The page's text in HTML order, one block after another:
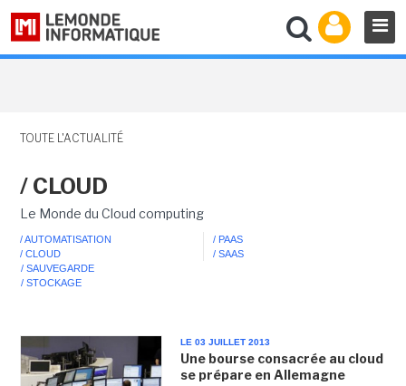
TOUTE L'ACTUALITÉ
/ CLOUD
Le Monde du Cloud computing
/ AUTOMATISATION
/ CLOUD
/ PAAS
/ SAAS
/ SAUVEGARDE
/ STOCKAGE
LE 03 JUILLET 2013
Une bourse consacrée au cloud
se prépare en Allemagne